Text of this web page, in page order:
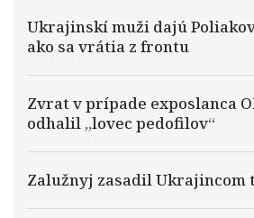
Ukrajinskí muži dajú
ako sa vrátia z frontu
Zvrat v prípade exposlanca
odhalil „lovec pedofilov“
Zalužnyj zasadil Ukrajincom